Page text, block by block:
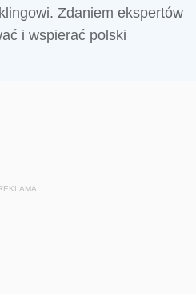
Zdaniem ekspertów
i wspierać polski